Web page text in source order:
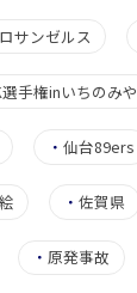
ロサンゼルス
手権inいちのみや
・仙台89ers
・佐賀県
・原発事故